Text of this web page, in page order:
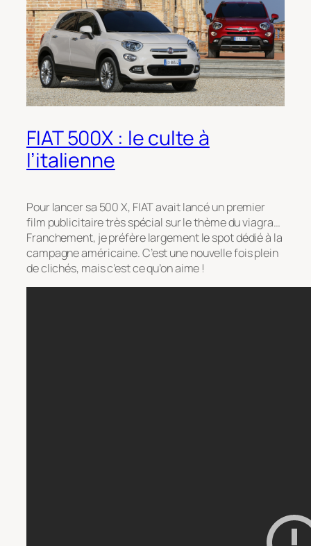
FIAT 500X : le culte à
l’italienne
Pour lancer sa 500 X, FIAT avait lancé un premier
film publicitaire très spécial sur le thème du viagra…
Franchement, je préfère largement le spot dédié à la
campagne américaine. C’est une nouvelle fois plein
de clichés, mais c’est ce qu’on aime !